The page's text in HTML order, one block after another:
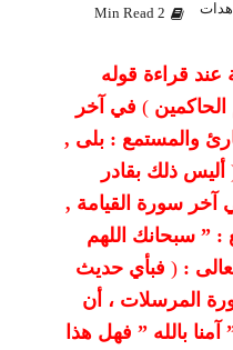
2 Min Read
قراءة قوله
الحاكمين( في آخر
والمستمع : بلى ,
أليس ذلك بقادر
آخر سورة القيامة ,
: ” سبحانك اللهم
:
) فبأي حديث
المرسلات ، أن
بالله ” فهل هذا